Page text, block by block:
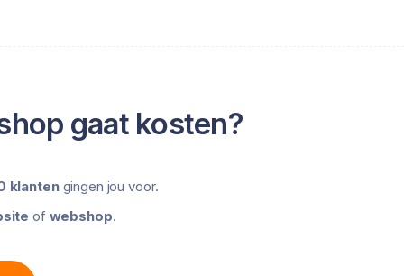
gaat kosten?
klantengingen jou voor.
of webshop.